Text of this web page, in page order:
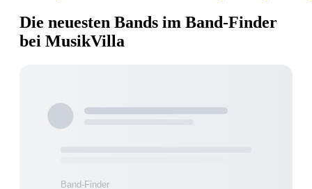
Die neuesten Bands im Band-Finder
bei MusikVilla